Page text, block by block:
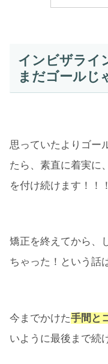
インビザライ
まだゴールじ
思っていたよりゴー
たら、素直に着実に
を付け続けます！！！
矯正を終えてから、
ちゃった！という話
今までかけた手間と
いように最後まで続